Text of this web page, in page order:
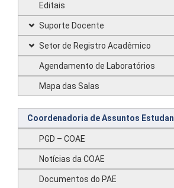
Editais
Suporte Docente
Setor de Registro Acadêmico
Agendamento de Laboratórios
Mapa das Salas
Coordenadoria de Assuntos
PGD – COAE
Notícias da COAE
Documentos do PAE